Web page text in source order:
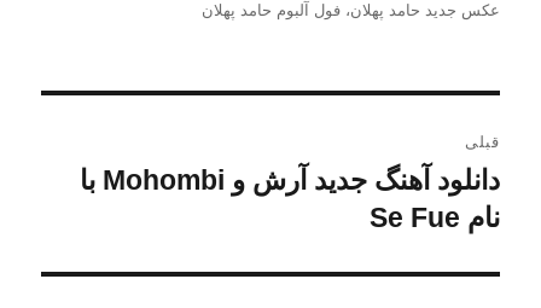
عکس جدید حامد پهلان،فول آلبوم حامد پهلان
نوشته
قبلی
نوشته
قبلی:
دانلود آهنگ جدید آرش و Mohombi با
نام Se Fue